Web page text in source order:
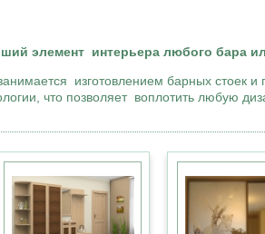
элемент интерьера любого бара
изготовлением барных стоек
что позволяет воплотить любую